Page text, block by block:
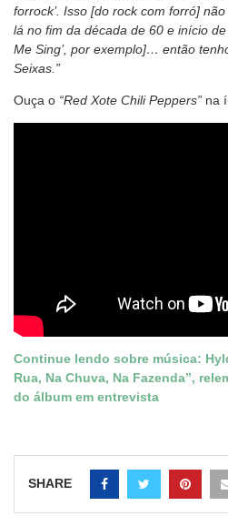
forrock’. Isso [do rock com forró]
lá no fim da década de 60 e início
Me Sing’, por exemplo]… então
Seixas.”
Ouça o “Red Xote Chili Peppers” na
Continue lendo sobre música:
Rua, Na Chuva, Na Fazenda”,
do álbum em entrevista
SHARE